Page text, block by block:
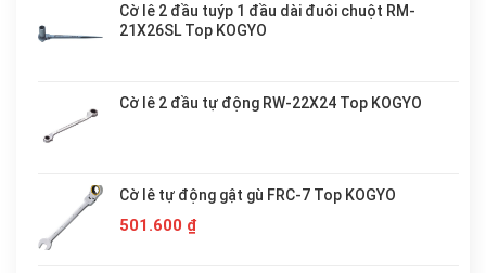
Cờ lê 2 đầu tuýp 1 đầu dài đuôi chuột RM-
21X26SL Top KOGYO
Cờ lê 2 đầu tự động RW-22X24 Top KOGYO
Cờ lê tự động gật gù FRC-7 Top KOGYO
501.600 ₫